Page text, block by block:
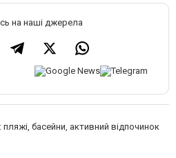
на наші джерела
пляжі, басейни, активний відпочинок